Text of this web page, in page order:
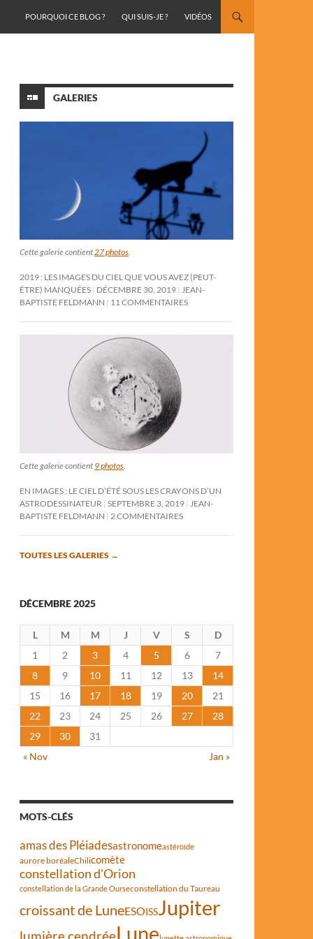
POURQUOI CE BLOG ?
QUI SUIS-JE ? VIDÉOS
GALERIES
Cette galerie contient27 photos.
2019 : LES IMAGES DU CIEL QUE VOUS AVEZ (PEUT-
ÊTRE) MANQUÉES DÉCEMBRE 30, 2019 JEAN-
BAPTISTE FELDMANN
11 COMMENTAIRES
Cette galerie contient 9 photos
EN IMAGES : LE CIEL D’ÉTÉ SOUS LES CRAYONS D’UN
ASTRODESSINATEUR SEPTEMBRE 3, 2019
JEAN-
BAPTISTE FELDMANN
2 COMMENTAIRES
TOUTES LES GALERIES →
DÉCEMBRE 2025
L M M J V S
D
1
2 3 4 5 6
7
8
9 10 11 12 13
14
15
16 17 18 19 20
21
22
23 24 25 26 27
28
29
30
31
« Nov
Jan »
MOTS-CLÉS
amas des Pléiadesastronomeastéroïde
aurore boréaleChilicomète
constellation d'Orion
constellation de la Grande Ourseconstellation du Taureau
croissant de LuneESOISSJupiter
lumière cendréeLune